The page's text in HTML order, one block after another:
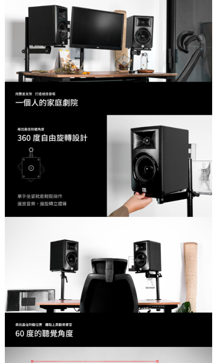
https://aftee.tw/terms/#terms3
３．未成年的使用者請事先徵得法定代理人或監護人之同意方可使用
「AFTEE先享後付」，若未經同意申辦者引起之損失，本公司不負相關責
４．使用「AFTEE先享後付」時，將依據個別帳號之用戶狀況，依本公司即
時審查核予不同之上限額度；若仍有額度不足之情形，本公司將視審查結果
請求用戶進行身份認證。
５．嚴禁一人註冊多個帳號或使用他人資訊註冊。若發現惡意使用之情形，
恩沛科技股份有限公司將有權停止該用戶之使用額度並採取法律行動。